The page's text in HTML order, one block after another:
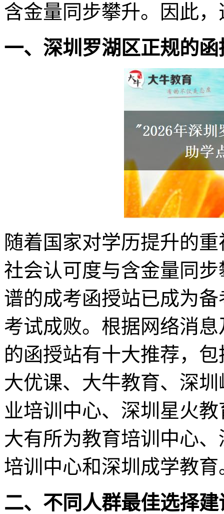
含金量同步攀升。因此
一、深圳罗湖区正规的
随着国家对学历提升的
社会认可度与含金量同
谱的成考函授站已成为
考试成败。根据网络消
的函授站有十大推荐，
大优课、大牛教育、深
业培训中心、深圳星火
大有所为教育培训中心
培训中心和深圳成学教育
二、不同人群最佳选择建